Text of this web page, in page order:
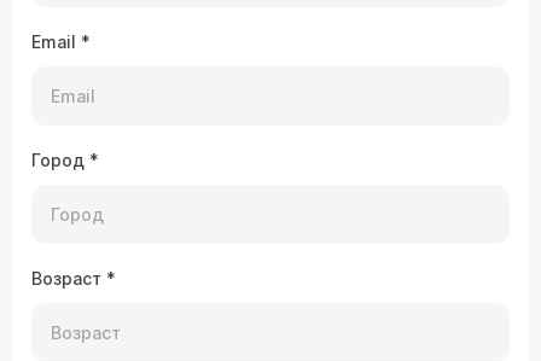
Email *
Город *
Возраст *